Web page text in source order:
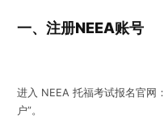
一、注册NEEA账号
进入 NEEA 托福考试报名官网：
户”。